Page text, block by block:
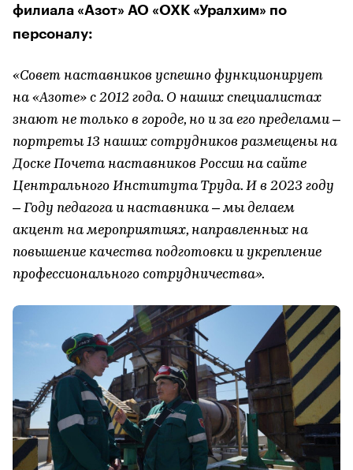
филиала «Азот» АО «ОХК «Уралхим» по
персоналу:
«Совет наставников успешно функционирует
на «Азоте» с 2012 года. О наших специалистах
знают не только в городе, но и за его пределами –
портреты 13 наших сотрудников размещены на
Доске Почета наставников России на сайте
Центрального Института Труда. И в 2023 году
– Году педагога и наставника – мы делаем
акцент на мероприятиях, направленных на
повышение качества подготовки и укрепление
профессионального сотрудничества».